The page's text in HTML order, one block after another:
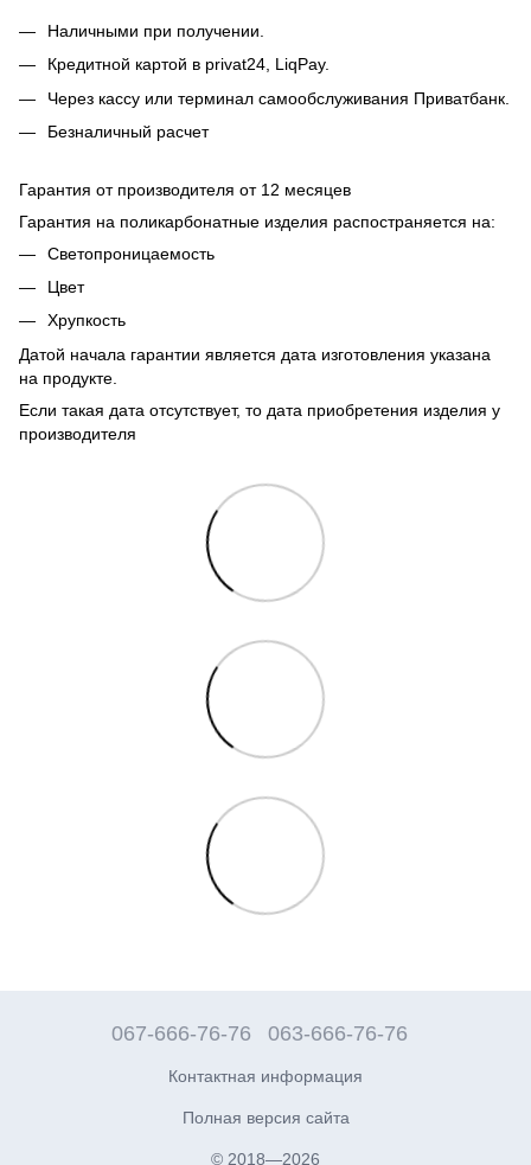
Наличными при получении.
Кредитной картой в privat24, LiqPay.
Через кассу или терминал самообслуживания Приватбанк.
Безналичный расчет
Гарантия от производителя от 12 месяцев
Гарантия на поликарбонатные изделия распостраняется на:
Светопроницаемость
Цвет
Хрупкость
Датой начала гарантии является дата изготовления указана
на продукте.
Если такая дата отсутствует, то дата приобретения изделия у
производителя
067-666-76-76 063-666-76-76
Контактная информация
Полная версия сайта
© 2018—2026